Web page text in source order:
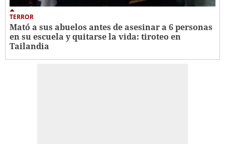
TERROR
Mató a sus abuelos antes de asesinar a 6 personas
en su escuela y quitarse la vida: tiroteo en
Tailandia